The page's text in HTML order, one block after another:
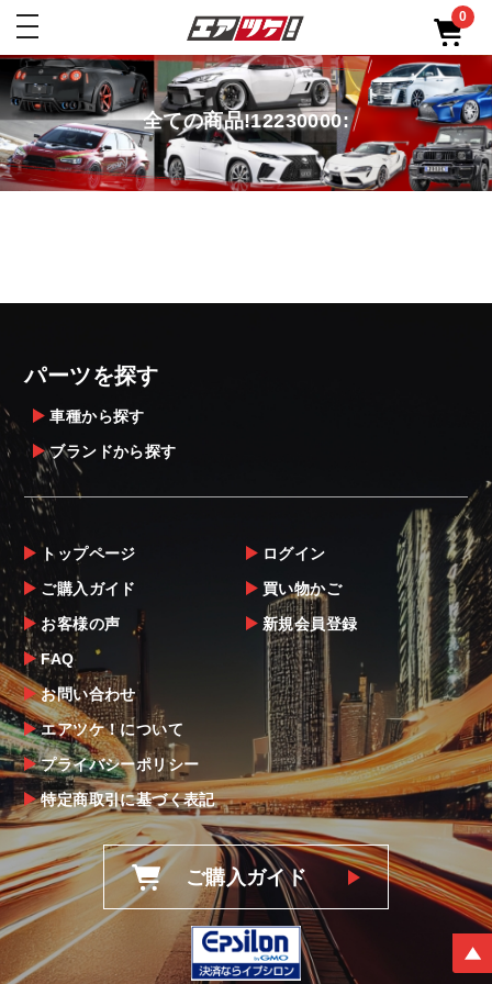
toggle
0
全ての商品!12230000:
パーツを探す
車種から探す
ブランドから探す
トップページ
ご購入ガイド
お客様の声
FAQ
お問い合わせ
エアツケ！について
プライバシーポリシー
特定商取引に基づく表記
ログイン
買い物かご
新規会員登録
ご購入ガイド